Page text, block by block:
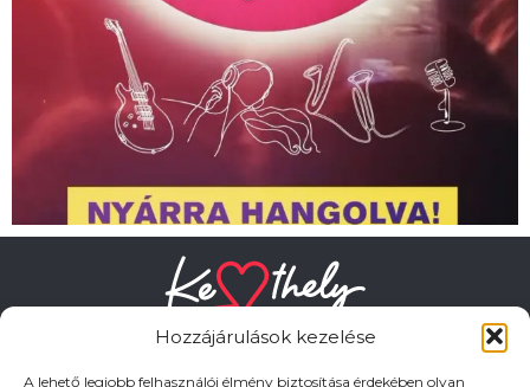
Hozzájárulások kezelése
A lehető legjobb felhasználói élmény biztosítása érdekében olyan